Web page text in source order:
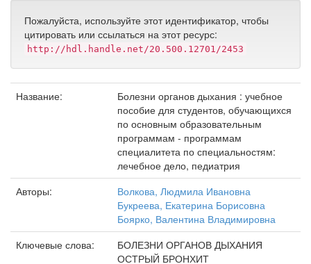
Пожалуйста, используйте этот идентификатор, чтобы
цитировать или ссылаться на этот ресурс:
http://hdl.handle.net/20.500.12701/2453
Название:
Болезни органов дыхания : учебное
пособие для студентов, обучающихся
по основным образовательным
программам - программам
специалитета по специальностям:
лечебное дело, педиатрия
Авторы:
Волкова, Людмила Ивановна
Букреева, Екатерина Борисовна
Боярко, Валентина Владимировна
Ключевые слова:
БОЛЕЗНИ ОРГАНОВ ДЫХАНИЯ
ОСТРЫЙ БРОНХИТ